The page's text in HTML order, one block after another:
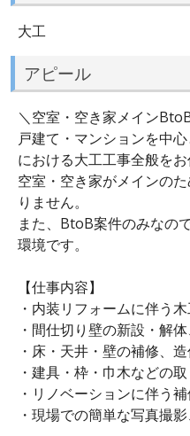
大工
アピール
＼空室・空き家メイン
戸建て・マンションを中
における大工工事全般をお
空室・空き家がメインの
りません。
また、BtoB案件のみなの
環境です。
【仕事内容】
・内装リフォームに伴う
・間仕切り壁の新設・解
・床・天井・壁の補修、
・建具・枠・巾木などの
・リノベーションに伴う
・現場での簡単な写真撮